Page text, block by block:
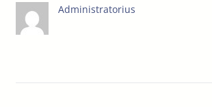
Administratorius